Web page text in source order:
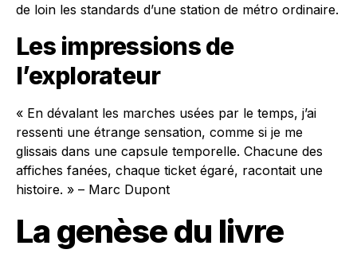
de loin les standards d’une station de métro ordinaire.
Les impressions de
l’explorateur
« En dévalant les marches usées par le temps, j’ai
ressenti une étrange sensation, comme si je me
glissais dans une capsule temporelle. Chacune des
affiches fanées, chaque ticket égaré, racontait une
histoire. » – Marc Dupont
La genèse du livre